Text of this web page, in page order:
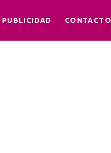
PUBLICIDAD CONTACTO